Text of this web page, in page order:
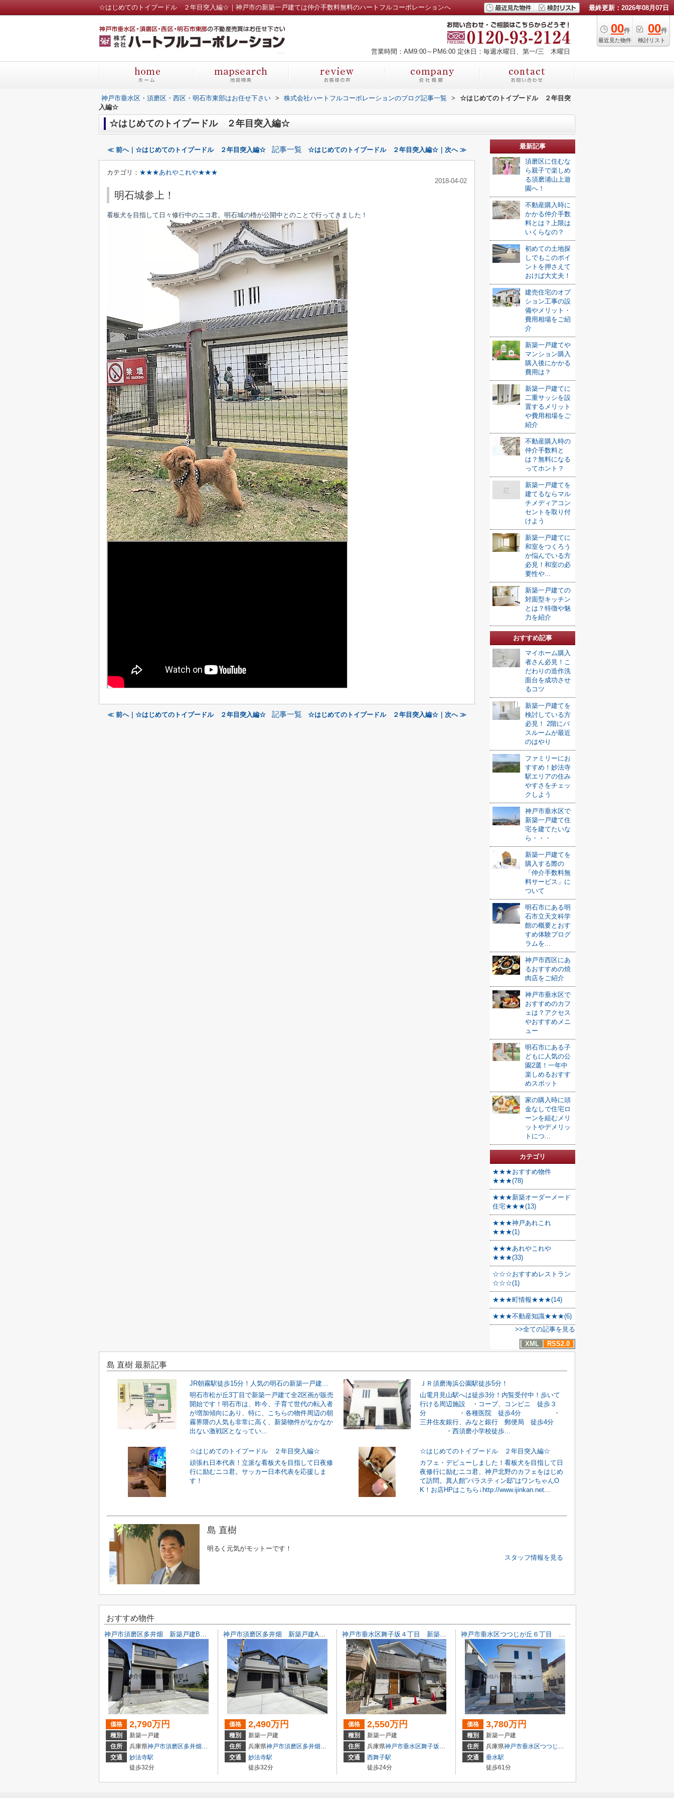
☆はじめてのトイプードル ２年目突入編☆｜神戸市の新築一戸建ては仲介手数料無料のハートフルコーポレーションへ 最終更新：2026年08月07日
00件
最近見た物件
00件
検討リスト
営業時間：AM9:00～PM6:00 定休日：毎週水曜日、第一/三 木曜日
神戸市垂水区・須磨区・西区・明石市東部はお任せ下さい > 株式会社ハートフルコーポレーションのブログ記事一覧 >
☆はじめてのトイプードル ２年目突
入編☆
☆はじめてのトイプードル ２年目突入編☆
≪ 前へ｜☆はじめてのトイプードル ２年目突入編☆ 記事一覧 ☆はじめてのトイプードル ２年目突入編☆｜次へ ≫
カテゴリ： ★★★あれやこれや★★★
2018-04-02
明石城参上！
看板犬を目指して日々修行中のニコ君。明石城の櫓が公開中とのことで行ってきました！
≪ 前へ｜☆はじめてのトイプードル ２年目突入編☆ 記事一覧 ☆はじめてのトイプードル ２年目突入編☆｜次へ ≫
最新記事
須磨区に住むな
ら親子で楽しめ
る須磨浦山上遊
園へ！
不動産購入時に
かかる仲介手数
料とは？上限は
いくらなの？
初めての土地探
しでもこのポイ
ントを押さえて
おけば大丈夫！
建売住宅のオプ
ション工事の設
備やメリット・
費用相場をご紹
介
新築一戸建てや
マンション購入
購入後にかかる
費用は？
新築一戸建てに
二重サッシを設
置するメリット
や費用相場をご
紹介
不動産購入時の
仲介手数料と
は？無料になる
ってホント？
新築一戸建てを
建てるならマル
チメディアコン
セントを取り付
けよう
新築一戸建てに
和室をつくろう
か悩んでいる方
必見！和室の必
要性や...
新築一戸建ての
対面型キッチン
とは？特徴や魅
力を紹介
おすすめ記事
マイホーム購入
者さん必見！こ
だわりの造作洗
面台を成功させ
るコツ
新築一戸建てを
検討している方
必見！ 2階にバ
スルームが最近
のはやり
ファミリーにお
すすめ！妙法寺
駅エリアの住み
やすさをチェッ
クしよう
神戸市垂水区で
新築一戸建て住
宅を建てたいな
ら・・・
新築一戸建てを
購入する際の
「仲介手数料無
料サービス」に
ついて
明石市にある明
石市立天文科学
館の概要とおす
すめ体験プログ
ラムを...
神戸市西区にあ
るおすすめの焼
肉店をご紹介
神戸市垂水区で
おすすめのカフ
ェは？アクセス
やおすすめメニ
ュー
明石市にある子
どもに人気の公
園2選！一年中
楽しめるおすす
めスポット
家の購入時に頭
金なしで住宅ロ
ーンを組むメリ
ットやデメリッ
トにつ...
カテゴリ
★★★おすすめ物件
★★★(78)
★★★新築オーダーメード
住宅★★★(13)
★★★神戸あれこれ
★★★(1)
★★★あれやこれや
★★★(33)
☆☆☆おすすめレストラン
☆☆☆(1)
★★★町情報★★★(14)
★★★不動産知識★★★(6)
>>全ての記事を見る
XML
RSS2.0
島 直樹 最新記事
JR朝霧駅徒歩15分！人気の明石の新築一戸建！登場！
明石市松が丘3丁目で新築一戸建て全2区画が販売
開始です！明石市は、昨今、子育て世代の転入者
が増加傾向にあり、特に、こちらの物件周辺の朝
霧界隈の人気も非常に高く、新築物件がなかなか
出ない激戦区となってい...
ＪＲ須磨海浜公園駅徒歩5分！
山電月見山駅へは徒歩3分！内覧受付中！歩いて
行ける周辺施設 ・コープ、コンビニ 徒歩３
分 ・各種医院 徒歩4分 ・
三井住友銀行、みなと銀行 郵便局 徒歩4分
・西須磨小学校徒歩...
☆はじめてのトイプードル ２年目突入編☆
頑張れ日本代表！立派な看板犬を目指して日夜修
行に励むニコ君。サッカー日本代表を応援しま
す！
☆はじめてのトイプードル ２年目突入編☆
カフェ・デビューしました！看板犬を目指して日
夜修行に励むニコ君、神戸北野のカフェをはじめ
て訪問。異人館”パラスティン邸”はワンちゃんO
K！お店HPはこちら↓http://www.ijinkan.net...
島 直樹
明るく元気がモットーです！
スタッフ情報を見る
おすすめ物件
価格 2,790万円
種別
新築一戸建
住所
兵庫県神戸市須磨区多井畑 字筋替道15-1
交通
妙法寺駅
徒歩32分
価格 2,490万円
種別
新築一戸建
住所
兵庫県神戸市須磨区多井畑 字筋替道15-1
交通
妙法寺駅
徒歩32分
価格 2,550万円
種別
新築一戸建
住所
兵庫県神戸市垂水区舞子坂 ４丁目6-32
交通
西舞子駅
徒歩24分
価格 3,780万円
種別
新築一戸建
住所
兵庫県神戸市垂水区つつじが丘
交通
垂水駅
徒歩61分